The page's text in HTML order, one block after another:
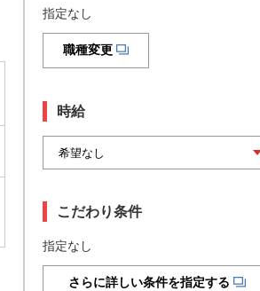
指定なし
職種変更
時給
こだわり条件
指定なし
さらに詳しい条件を指定する